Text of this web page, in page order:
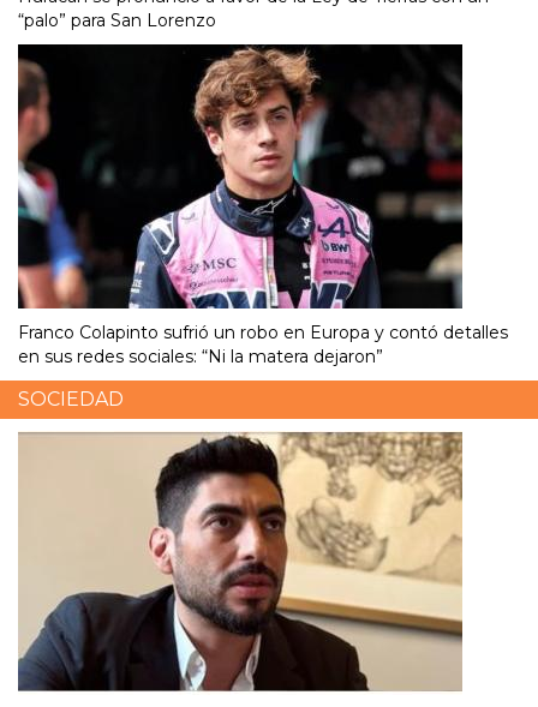
“palo” para San Lorenzo
Franco Colapinto sufrió un robo en Europa y contó detalles
en sus redes sociales: “Ni la matera dejaron”
SOCIEDAD